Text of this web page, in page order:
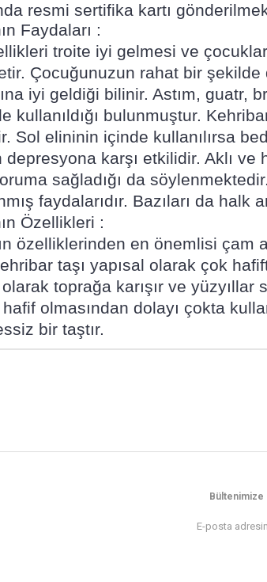
resmi sertifika kartı
Faydaları :
troite iyi gelmesi ve
Çocuğunuzun rahat bir şekilde
iyi geldiği bilinir. Astım, guatr,
kullanıldığı bulunmuştur.
Sol elininin içinde kullanılırsa
karşı etkilidir. Aklı ve
sağladığı da
faydalarıdır. Bazıları da
Özellikleri :
özelliklerinden en önemlisi çam
taşı yapısal olarak çok
toprağa karışır ve
olmasından dolayı çokta
bir taştır.
Bültenimize